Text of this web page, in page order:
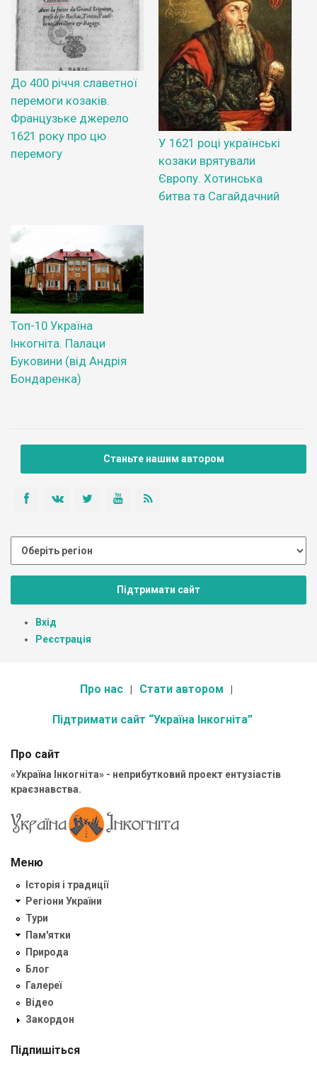
До 400 річчя славетної
перемоги козаків.
Французьке джерело
1621 року про цю
перемогу
У 1621 році українські
козаки врятували
Європу. Хотинська
битва та Сагайдачний
Топ-10 Україна
Інкогніта. Палаци
Буковини (від Андрія
Бондаренка)
Станьте нашим автором
Підтримати сайт
Вхід
Реєстрація
Про нас Стати автором
Підтримати сайт “Україна Інкогніта”
Про сайт
«Україна Інкогніта» - неприбутковий проект ентузіастів
краєзнавства.
Меню
Історія і традиції
Регіони України
Тури
Пам'ятки
Природа
Блог
Галереї
Відео
Закордон
Підпишіться